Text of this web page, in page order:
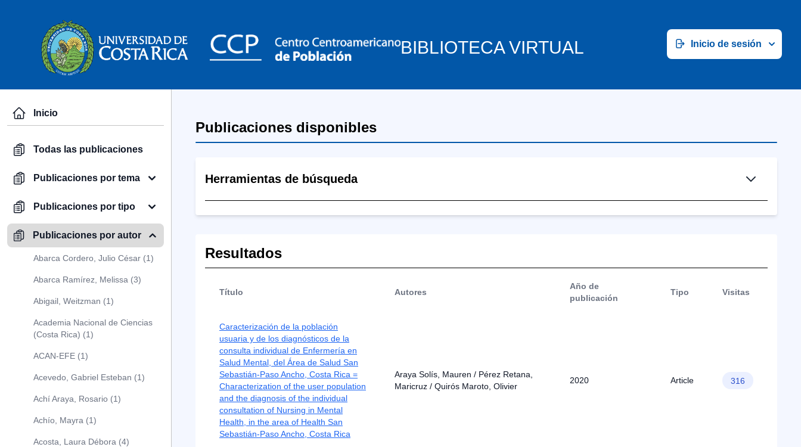
BIBLIOTECA VIRTUAL Inicio de sesión
Inicio
Todas las publicaciones
Publicaciones por tema
Publicaciones por tipo
Publicaciones por autor
Abarca Cordero, Julio César (1)
Abarca Ramírez, Melissa (3)
Abigail, Weitzman (1)
Academia Nacional de Ciencias
(Costa Rica) (1)
ACAN-EFE (1)
Acevedo, Gabriel Esteban (1)
Achí Araya, Rosario (1)
Achío, Mayra (1)
Acosta, Laura Débora (4)
Publicaciones disponibles
Herramientas de búsqueda
Resultados
Título Autores
Año de
publicación
Tipo Visitas
Caracterización de la población
usuaria y de los diagnósticos de la
consulta individual de Enfermería en
Salud Mental, del Área de Salud San
Sebastián-Paso Ancho, Costa Rica =
Characterization of the user population
and the diagnosis of the individual
consultation of Nursing in Mental
Health, in the area of Health San
Sebastián-Paso Ancho, Costa Rica
Araya Solís, Mauren / Pérez Retana,
Maricruz / Quirós Maroto, Olivier
2020 Article 316